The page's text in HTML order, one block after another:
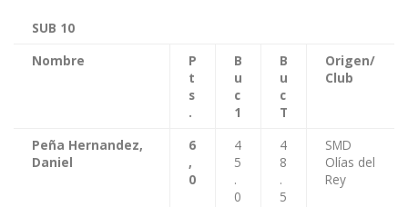
SUB 10
Nombre
P
t
s
.
B
u
c
1
B
u
c
T
Origen/
Club
Peña Hernandez,
Daniel
6
,
0
4
5
.
0
4
8
.
5
SMD
Olías del
Rey